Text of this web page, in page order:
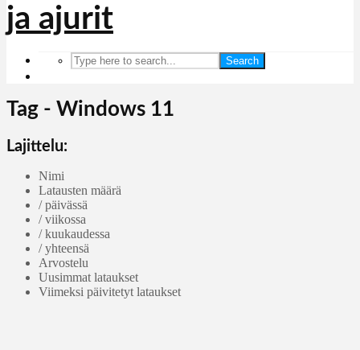
Search
Tag - Windows 11
Lajittelu:
Nimi
Latausten määrä
/ päivässä
/ viikossa
/ kuukaudessa
/ yhteensä
Arvostelu
Uusimmat lataukset
Viimeksi päivitetyt lataukset